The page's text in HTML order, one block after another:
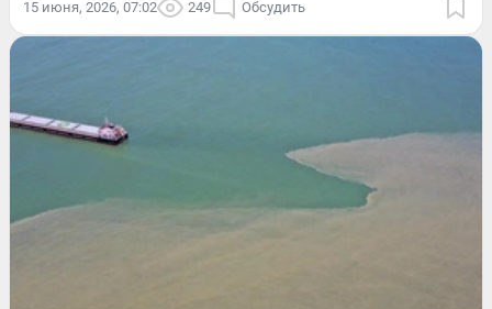
15 июня, 2026, 07:02 249 Обсудить